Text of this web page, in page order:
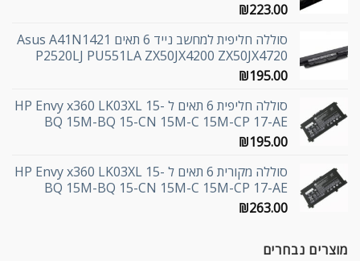
₪223.00
סוללה חליפית למחשב נייד 6 תאים Asus A41N1421
P2520LJ PU551LA ZX50JX4200 ZX50JX4720
₪195.00
סוללה חליפית 6 תאים ל HP Envy x360 LK03XL 15-
BQ 15M-BQ 15-CN 15M-C 15M-CP 17-AE
₪195.00
סוללה מקורית 6 תאים ל HP Envy x360 LK03XL 15-
BQ 15M-BQ 15-CN 15M-C 15M-CP 17-AE
₪263.00
מוצרים נבחרים